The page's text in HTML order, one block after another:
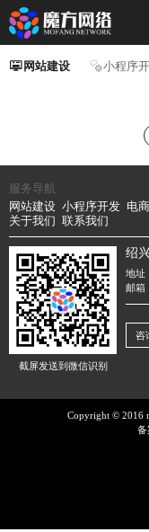
网站建设 小程序
服务导航
网站建设 小程序开发 电
关于我们
联系我们
截屏发送到微信识别
绍
地址
邮箱
咨
Copyright © 2016
备